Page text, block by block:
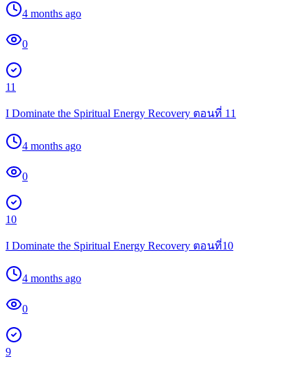
4 months ago
0
11
I Dominate the Spiritual Energy Recovery ตอนที่ 11
4 months ago
0
10
I Dominate the Spiritual Energy Recovery ตอนที่10
4 months ago
0
9